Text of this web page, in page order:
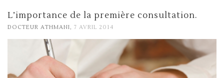
L’importance de la première consultation.
DOCTEUR ATHMANI, 7 AVRIL 2014